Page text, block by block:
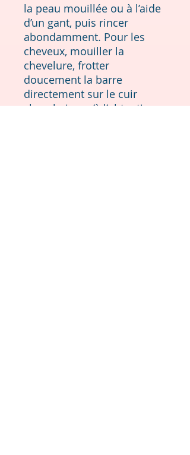
la peau mouillée ou à l’aide
d’un gant, puis rincer
abondamment. Pour les
cheveux, mouiller la
chevelure, frotter
doucement la barre
directement sur le cuir
chevelu jusqu’à l’obtention